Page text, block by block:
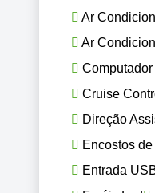
Ar
Ar
Cruise
Direção
Encostos
Entrada